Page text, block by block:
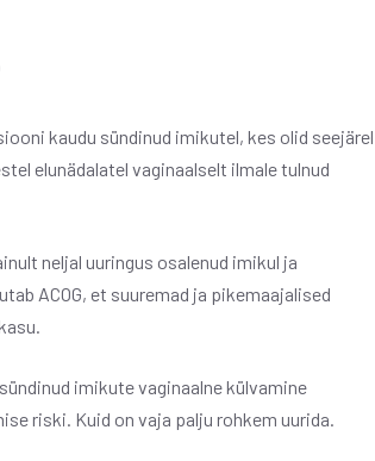
kaudu sündinud imikutel, kes olid seejärel
elunädalatel vaginaalselt ilmale tulnud
neljal uuringus osalenud imikul ja
ACOG, et suuremad ja pikemaajalised
imikute vaginaalne külvamine
riski. Kuid on vaja palju rohkem uurida.